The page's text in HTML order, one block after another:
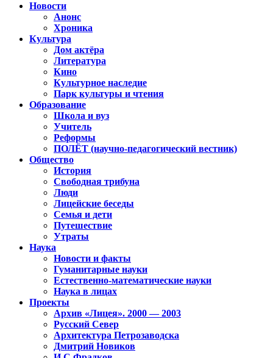
Новости
Анонс
Хроника
Культура
Дом актёра
Литература
Кино
Культурное наследие
Парк культуры и чтения
Образование
Школа и вуз
Учитель
Реформы
ПОЛЁТ (научно-педагогический вестник)
Общество
История
Свободная трибуна
Люди
Лицейские беседы
Семья и дети
Путешествие
Утраты
Наука
Новости и факты
Гуманитарные науки
Естественно-математические науки
Наука в лицах
Проекты
Архив «Лицея». 2000 — 2003
Русский Север
Архитектура Петрозаводска
Дмитрий Новиков